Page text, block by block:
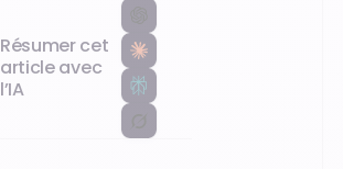
Résumer cet
article avec
l’IA